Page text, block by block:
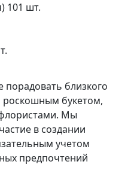
101 шт.
близкого
роскошным букетом,
Мы
в создании
учетом
предпочтений